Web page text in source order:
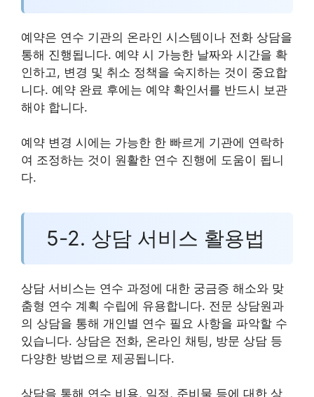
예약은 연수 기관의 온라인 시스템이나 전화 상담을
통해 진행됩니다. 예약 시 가능한 날짜와 시간을 확
인하고, 변경 및 취소 정책을 숙지하는 것이 중요합
니다. 예약 완료 후에는 예약 확인서를 반드시 보관
해야 합니다.
예약 변경 시에는 가능한 한 빠르게 기관에 연락하
여 조정하는 것이 원활한 연수 진행에 도움이 됩니
다.
5-2. 상담 서비스 활용법
상담 서비스는 연수 과정에 대한 궁금증 해소와 맞
춤형 연수 계획 수립에 유용합니다. 전문 상담원과
의 상담을 통해 개인별 연수 필요 사항을 파악할 수
있습니다. 상담은 전화, 온라인 채팅, 방문 상담 등
다양한 방법으로 제공됩니다.
상담을 통해 연수 비용, 일정, 준비물 등에 대한 상